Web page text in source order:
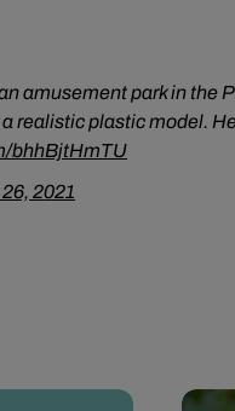
amusement park in the
realistic plastic model.
bhhBjtHmTU
2021